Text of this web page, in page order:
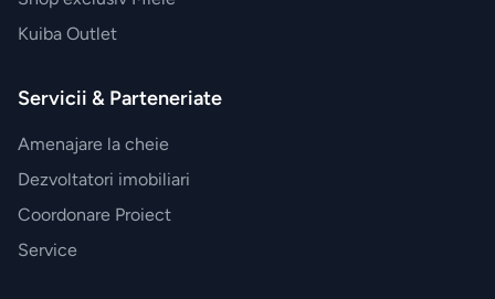
Kuiba Outlet
Servicii & Parteneriate
Amenajare la cheie
Dezvoltatori imobiliari
Coordonare Proiect
Service